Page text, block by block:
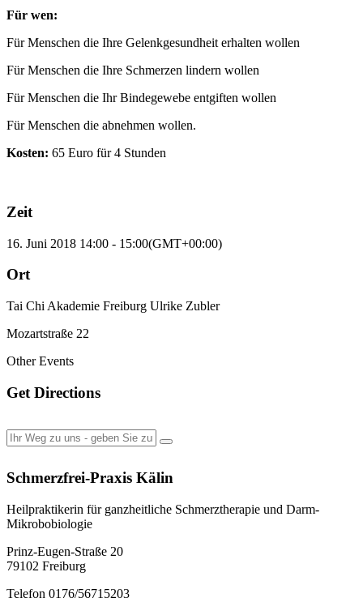
Für wen:
Für Menschen die Ihre Gelenkgesundheit erhalten wollen
Für Menschen die Ihre Schmerzen lindern wollen
Für Menschen die Ihr Bindegewebe entgiften wollen
Für Menschen die abnehmen wollen.
Kosten: 65 Euro für 4 Stunden
Zeit
16. Juni 2018 14:00 - 15:00(GMT+00:00)
Ort
Tai Chi Akademie Freiburg Ulrike Zubler
Mozartstraße 22
Other Events
Get Directions
Schmerzfrei-Praxis Kälin
Heilpraktikerin für ganzheitliche Schmerztherapie und Darm-
Mikrobobiologie
Prinz-Eugen-Straße 20
79102 Freiburg
Telefon 0176/56715203